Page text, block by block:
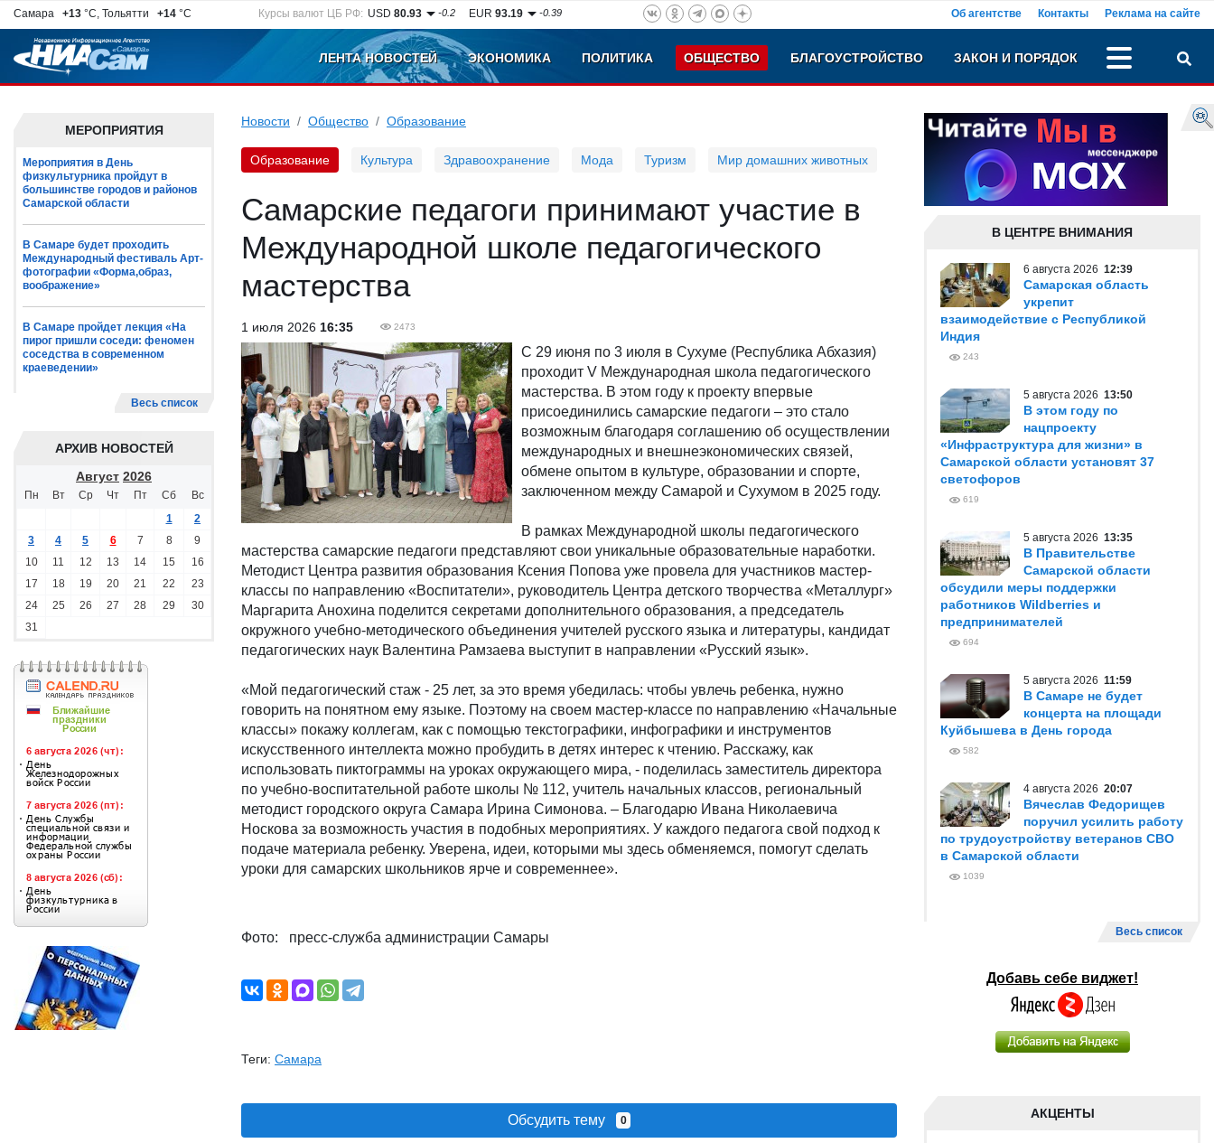
Самара +13 °C, Тольятти +14 °C Курсы валют ЦБ РФ: USD80.93 -0.2 EUR93.19 -0.39 Об агентстве Контакты Реклама на сайте
ЛЕНТА НОВОСТЕЙ ЭКОНОМИКА ПОЛИТИКА ОБЩЕСТВО БЛАГОУСТРОЙСТВО ЗАКОН И ПОРЯДОК
МЕРОПРИЯТИЯ
Мероприятия в День
физкультурника пройдут в
большинстве городов и районов
Самарской области
В Самаре будет проходить
Международный фестиваль Арт-
фотографии «Форма,образ,
воображение»
В Самаре пройдет лекция «На
пирог пришли соседи: феномен
соседства в современном
краеведении»
Весь список
АРХИВ НОВОСТЕЙ
Август 2026
Пн Вт Ср Чт Пт Сб
Вс
1
2
3
4 5 6 7 8
9
10
11 12 13 14 15
16
17
18 19 20 21 22
23
24
25 26 27 28 29
30
31
Новости Общество Образование
Образование Культура Здравоохранение Мода Туризм Мир домашних животных
Самарские педагоги принимают участие в
Международной школе педагогического
мастерства
1 июля 2026 16:35 2473
С 29 июня по 3 июля в Сухуме (Республика Абхазия)
проходит V Международная школа педагогического
мастерства. В этом году к проекту впервые
присоединились самарские педагоги – это стало
возможным благодаря соглашению об осуществлении
международных и внешнеэкономических связей,
обмене опытом в культуре, образовании и спорте,
заключенном между Самарой и Сухумом в 2025 году.
В рамках Международной школы педагогического
мастерства самарские педагоги представляют свои уникальные образовательные наработки.
Методист Центра развития образования Ксения Попова уже провела для участников мастер-
классы по направлению «Воспитатели», руководитель Центра детского творчества «Металлург»
Маргарита Анохина поделится секретами дополнительного образования, а председатель
окружного учебно-методического объединения учителей русского языка и литературы, кандидат
педагогических наук Валентина Рамзаева выступит в направлении «Русский язык».
«Мой педагогический стаж - 25 лет, за это время убедилась: чтобы увлечь ребенка, нужно
говорить на понятном ему языке. Поэтому на своем мастер‑классе по направлению «Начальные
классы» покажу коллегам, как с помощью текстографики, инфографики и инструментов
искусственного интеллекта можно пробудить в детях интерес к чтению. Расскажу, как
использовать пиктограммы на уроках окружающего мира, - поделилась заместитель директора
по учебно‑воспитательной работе школы № 112, учитель начальных классов, региональный
методист городского округа Самара Ирина Симонова. – Благодарю Ивана Николаевича
Носкова за возможность участия в подобных мероприятиях. У каждого педагога свой подход к
подаче материала ребенку. Уверена, идеи, которыми мы здесь обменяемся, помогут сделать
уроки для самарских школьников ярче и современнее».
Фото: пресс-служба администрации Самары
Теги: Самара
Обсудить тему 0
В ЦЕНТРЕ ВНИМАНИЯ
6 августа 2026 12:39
Самарская область
укрепит
взаимодействие с Республикой
Индия
243
5 августа 2026 13:50
В этом году по
нацпроекту
«Инфраструктура для жизни» в
Самарской области установят 37
светофоров
619
5 августа 2026 13:35
В Правительстве
Самарской области
обсудили меры поддержки
работников Wildberries и
предпринимателей
694
5 августа 2026 11:59
В Самаре не будет
концерта на площади
Куйбышева в День города
582
4 августа 2026 20:07
Вячеслав Федорищев
поручил усилить работу
по трудоустройству ветеранов СВО
в Самарской области
1039
Весь список
Добавь себе виджет!
АКЦЕНТЫ